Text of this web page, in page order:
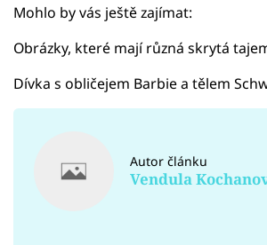
Mohlo by vás ještě zajímat:
Obrázky, které mají různá skrytá
Dívka s obličejem Barbie a tělem
Autor článku
Vendula